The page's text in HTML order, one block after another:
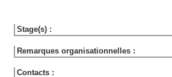
Stage(s) :
Remarques organisationnelles :
Contacts :